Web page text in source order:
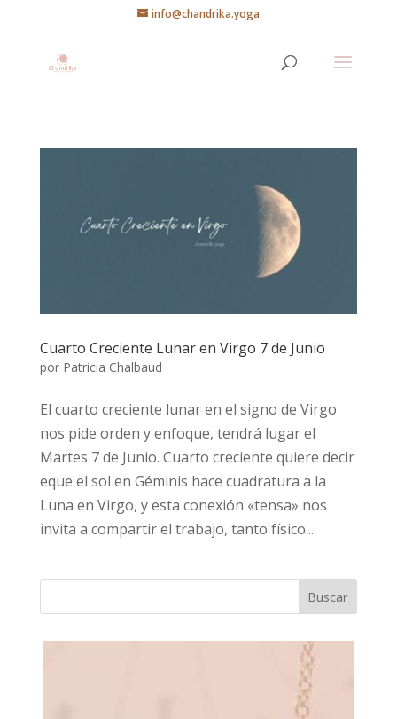
info@chandrika.yoga
Cuarto Creciente Lunar en Virgo 7 de Junio
por Patricia Chalbaud
El cuarto creciente lunar en el signo de Virgo
nos pide orden y enfoque, tendrá lugar el
Martes 7 de Junio. Cuarto creciente quiere decir
eque el sol en Géminis hace cuadratura a la
Luna en Virgo, y esta conexión «tensa» nos
invita a compartir el trabajo, tanto físico...